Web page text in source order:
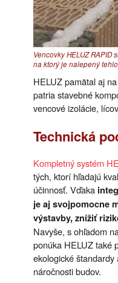
Vencovky HELUZ
na ktorý je nalepený
HELUZ pamätal aj
patria stavebné
vencové izolácie,
Technická
Kompletný systém
tých, ktorí hľadajú
účinnosť. Vďaka
je aj svojpomocne
výstavby, znížiť
Navyše, s ohľadom
ponúka HELUZ také
ekologické
náročnosti budov.